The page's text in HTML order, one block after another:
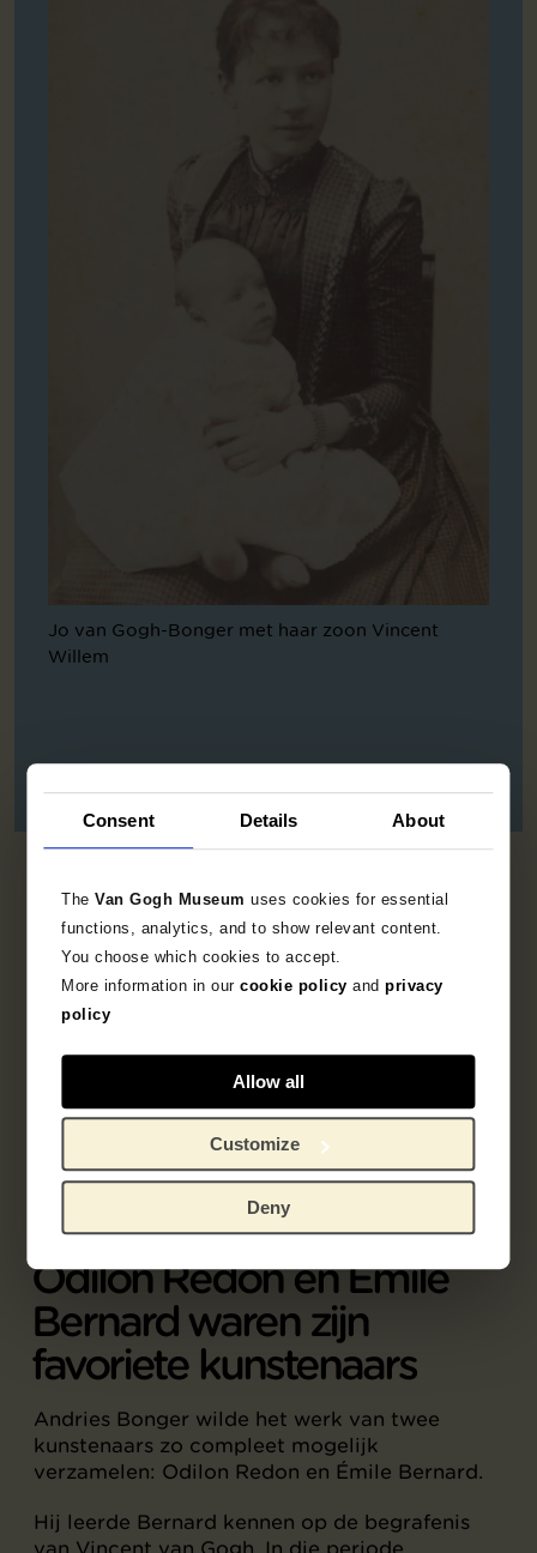
Consent Details About
TheVan Gogh Museumuses cookies for essential
functions, analytics, and to show relevant content.
You choose which cookies to accept.
More information in ourcookie policy andprivacy
policy
Allow all
Customize
Deny
Jo van Gogh-Bonger met haar zoon Vincent
Willem
3
Odilon Redon en Émile
Bernard waren zijn
favoriete kunstenaars
Andries Bonger wilde het werk van twee
kunstenaars zo compleet mogelijk
verzamelen: Odilon Redon en Émile Bernard.
Hij leerde Bernard kennen op de begrafenis